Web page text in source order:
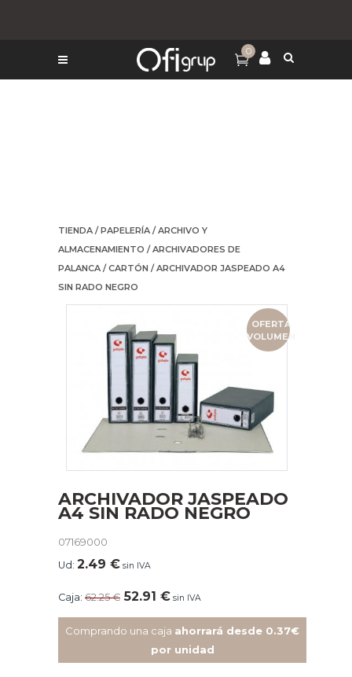
0
TIENDA /PAPELERÍA /ARCHIVO Y
ALMACENAMIENTO /ARCHIVADORES DE
PALANCA /CARTÓN / ARCHIVADOR JASPEADO A4
SIN RADO NEGRO
OFERTA
VOLUMEN
ARCHIVADOR JASPEADO
A4 SIN RADO NEGRO
07169000
Ud: 2.49 € sin IVA
Caja: 62.25€ 52.91 € sin IVA
Comprando una caja ahorrará desde 0.37€
por unidad